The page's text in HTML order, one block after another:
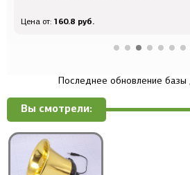
Цена от: 160.8 руб.
Последнее обновление
Вы смотрели: